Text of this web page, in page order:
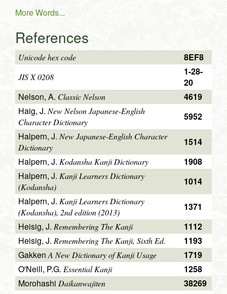
More Words...
References
Unicode hex code 8EF8
JIS X 0208
1-28-
20
Nelson, A. Classic Nelson
4619
Haig, J.New Nelson Japanese-English
Character Dictionary
5952
Halpern, J. New Japanese-English Character
Dictionary
1514
Halpern, J. Kodansha Kanji Dictionary
1908
Halpern, J. Kanji Learners Dictionary
(Kodansha)
1014
Halpern, J. Kanji Learners Dictionary
(Kodansha), 2nd edition (2013)
1371
Heisig, J. Remembering The Kanji
1112
Heisig, J. Remembering The Kanji, Sixth Ed.
1193
GakkenA New Dictionary of Kanji Usage
1719
O'Neill, P.G. Essential Kanji
1258
Morohashi Daikanwajiten
38269